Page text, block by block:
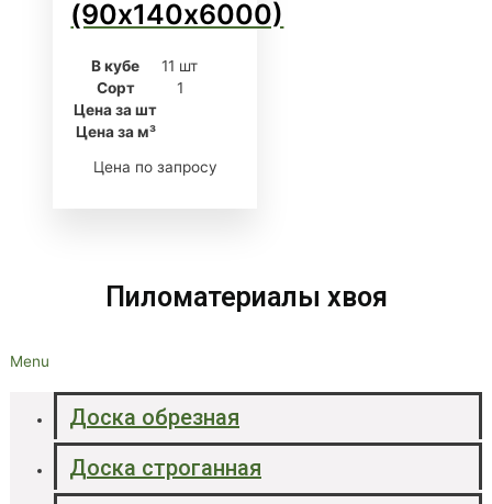
Пиломатериалы хвоя
Menu
Доска обрезная
Доска строганная
(90х140х6000)
В кубе
11 шт
Сорт
1
Цена за шт
Цена за м³
Цена по запросу